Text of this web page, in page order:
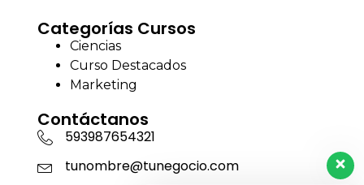
Categorías Cursos
Ciencias
Curso Destacados
Marketing
Contáctanos
593987654321
tunombre@tunegocio.com